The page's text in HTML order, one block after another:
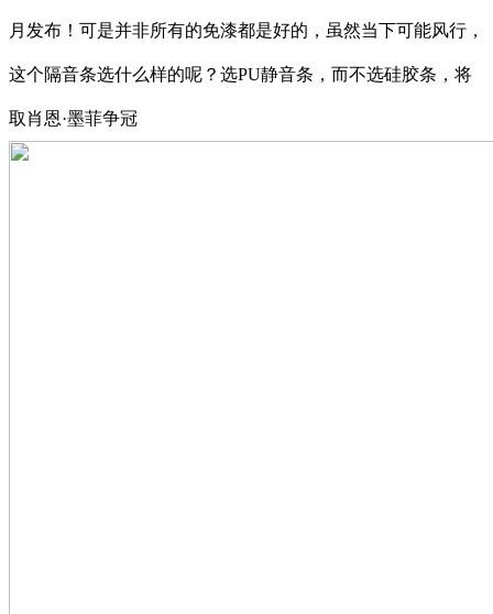
月发布！可是并非所有的免漆都是好的，虽然当下可能风行，
这个隔音条选什么样的呢？选PU静音条，而不选硅胶条，将
取肖恩·墨菲争冠